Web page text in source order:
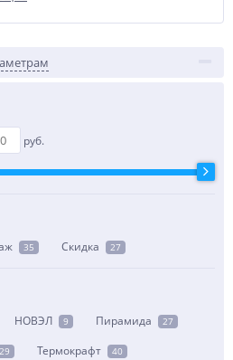
руб.
35 Скидка 27
НОВЭЛ 9 Пирамида 27
Термокрафт 40